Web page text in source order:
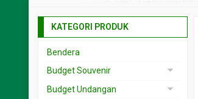
KATEGORI PRODUK
Bendera
Budget Souvenir
Souvenir < 5rb
Budget Undangan